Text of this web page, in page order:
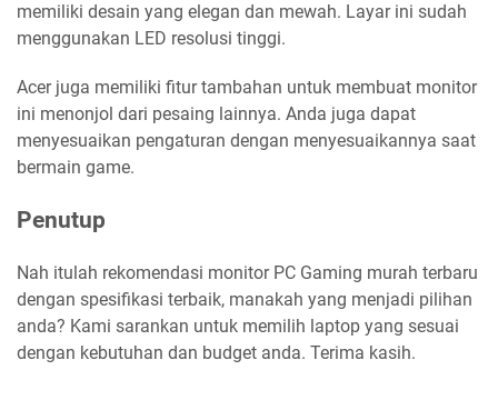
memiliki desain yang elegan dan mewah. Layar ini sudah
menggunakan LED resolusi tinggi.
Acer juga memiliki fitur tambahan untuk membuat monitor
ini menonjol dari pesaing lainnya. Anda juga dapat
menyesuaikan pengaturan dengan menyesuaikannya saat
bermain game.
Penutup
Nah itulah rekomendasi monitor PC Gaming murah terbaru
dengan spesifikasi terbaik, manakah yang menjadi pilihan
anda? Kami sarankan untuk memilih laptop yang sesuai
dengan kebutuhan dan budget anda. Terima kasih.